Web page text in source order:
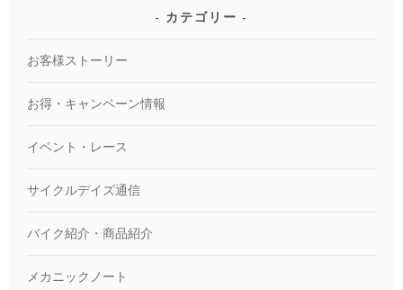
カテゴリー
お客様ストーリー
お得・キャンペーン情報
イベント・レース
サイクルデイズ通信
バイク紹介・商品紹介
メカニックノート